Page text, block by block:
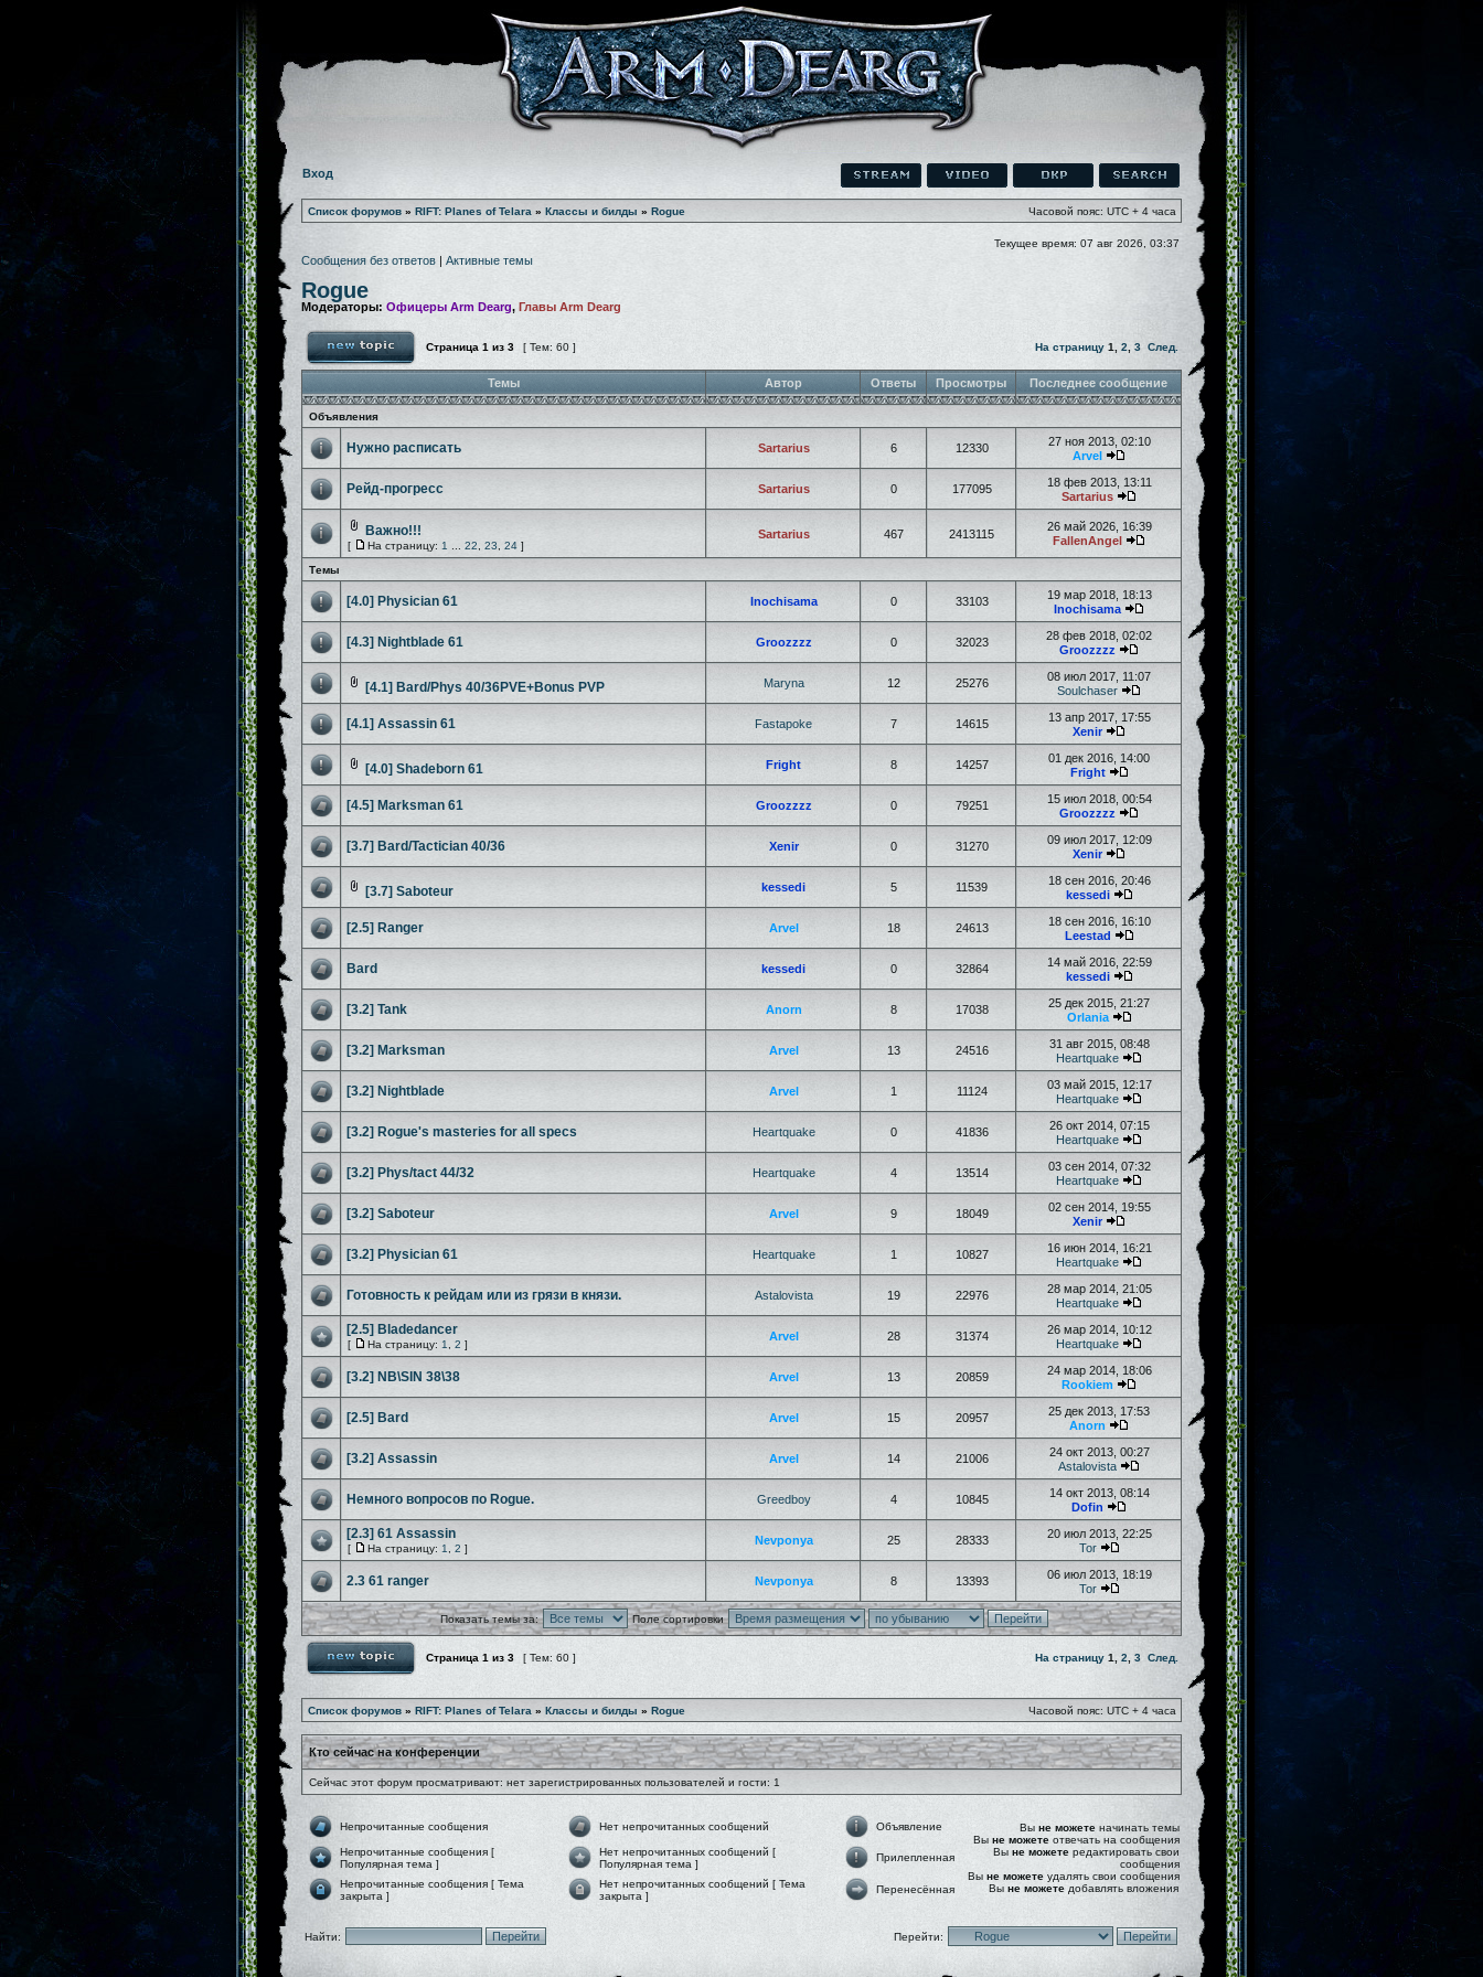
Вход
Список форумов » RIFT: Planes of Telara » Классы и билды » Rogue Часовой пояс: UTC + 4 часа
Текущее время: 07 авг 2026, 03:37
Сообщения без ответов | Активные темы
Rogue
Модераторы: Офицеры Arm Dearg, Главы Arm Dearg
Страница 1 из 3 [ Тем: 60 ] На страницу 1 2 3 След.
Темы Автор Ответы Просмотры Последнее сообщение
Объявления
Нужно расписать Sartarius 6 12330
27 ноя 2013, 02:10
Arvel
Рейд-прогресс Sartarius 0 177095
18 фев 2013, 13:11
Sartarius
Важно!!!
[ На страницу: 1 22 23 24 ]
Sartarius 467 2413115
26 май 2026, 16:39
FallenAngel
Темы
[4.0] Physician 61 Inochisama 0 33103
19 мар 2018, 18:13
Inochisama
[4.3] Nightblade 61 Groozzzz 0 32023
28 фев 2018, 02:02
Groozzzz
[4.1] Bard/Phys 40/36PVE+Bonus PVP Maryna 12 25276
08 июл 2017, 11:07
Soulchaser
[4.1] Assassin 61 Fastapoke 7 14615
13 апр 2017, 17:55
Xenir
[4.0] Shadeborn 61 Fright 8 14257
01 дек 2016, 14:00
Fright
[4.5] Marksman 61 Groozzzz 0 79251
15 июл 2018, 00:54
Groozzzz
[3.7] Bard/Tactician 40/36 Xenir 0 31270
09 июл 2017, 12:09
Xenir
[3.7] Saboteur kessedi 5 11539
18 сен 2016, 20:46
kessedi
[2.5] Ranger Arvel 18 24613
18 сен 2016, 16:10
Leestad
Bard kessedi 0 32864
14 май 2016, 22:59
kessedi
[3.2] Tank Anorn 8 17038
25 дек 2015, 21:27
Orlania
[3.2] Marksman Arvel 13 24516
31 авг 2015, 08:48
Heartquake
[3.2] Nightblade Arvel 1 11124
03 май 2015, 12:17
Heartquake
[3.2] Rogue's masteries for all specs Heartquake 0 41836
26 окт 2014, 07:15
Heartquake
[3.2] Phys/tact 44/32 Heartquake 4 13514
03 сен 2014, 07:32
Heartquake
[3.2] Saboteur Arvel 9 18049
02 сен 2014, 19:55
Xenir
[3.2] Physician 61 Heartquake 1 10827
16 июн 2014, 16:21
Heartquake
Готовность к рейдам или из грязи в князи. Astalovista 19 22976
28 мар 2014, 21:05
Heartquake
[2.5] Bladedancer
[ На страницу: 1 2 ]
Arvel 28 31374
26 мар 2014, 10:12
Heartquake
[3.2] NB\SIN 38\38 Arvel 13 20859
24 мар 2014, 18:06
Rookiem
[2.5] Bard Arvel 15 20957
25 дек 2013, 17:53
Anorn
[3.2] Assassin Arvel 14 21006
24 окт 2013, 00:27
Astalovista
Немного вопросов по Rogue. Greedboy 4 10845
14 окт 2013, 08:14
Dofin
[2.3] 61 Assassin
[ На страницу: 1 2 ]
Nevponya 25 28333
20 июл 2013, 22:25
Tor
2.3 61 ranger Nevponya 8 13393
06 июл 2013, 18:19
Tor
Показать темы за: Поле сортировки
Страница 1 из 3 [ Тем: 60 ] На страницу 1 2 3 След.
Список форумов » RIFT: Planes of Telara » Классы и билды » Rogue Часовой пояс: UTC + 4 часа
Кто сейчас на конференции
Сейчас этот форум просматривают: нет зарегистрированных пользователей и гости: 1
Непрочитанные сообщения Нет непрочитанных сообщений Объявление
Непрочитанные сообщения [
Популярная тема ]
Нет непрочитанных сообщений [
Популярная тема ]
Прилепленная
Непрочитанные сообщения [ Тема
закрыта ]
Нет непрочитанных сообщений [ Тема
закрыта ]
Перенесённая
Вы не можете начинать темы
Вы не можете отвечать на сообщения
Вы не можете редактировать свои
сообщения
Вы не можете удалять свои сообщения
Вы не можете добавлять вложения
Найти: Перейти: